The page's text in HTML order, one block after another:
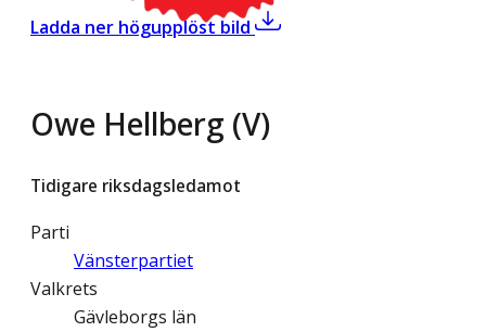
Ladda ner högupplöst bild ,Owe Hellberg (V)
Owe Hellberg (V)
Tidigare riksdagsledamot
Parti
Vänsterpartiet
Valkrets
Gävleborgs län